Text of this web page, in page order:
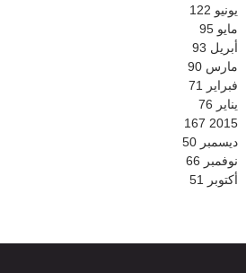
يونيو 122
مايو 95
أبريل 93
مارس 90
فبراير 71
يناير 76
2015
167
ديسمبر 50
نوفمبر 66
أكتوبر 51